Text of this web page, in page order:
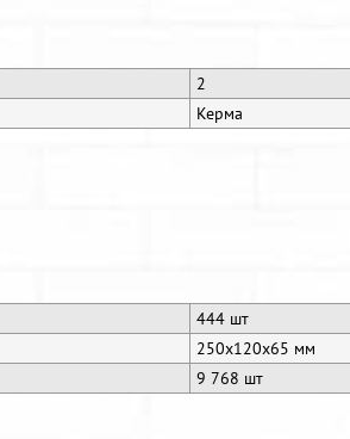
2
Керма
444 шт
250x120x65 мм
9 768 шт